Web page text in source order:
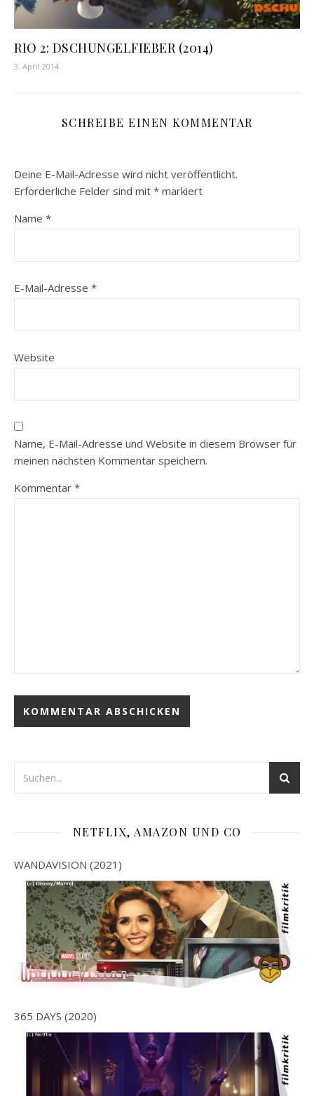
RIO 2: DSCHUNGELFIEBER (2014)
3. April 2014
SCHREIBE EINEN KOMMENTAR
Deine E-Mail-Adresse wird nicht veröffentlicht.
Erforderliche Felder sind mit * markiert
Name *
E-Mail-Adresse *
Website
Name, E-Mail-Adresse und Website in diesem Browser für
meinen nächsten Kommentar speichern.
Kommentar *
NETFLIX, AMAZON UND CO
WANDAVISION (2021)
365 DAYS (2020)